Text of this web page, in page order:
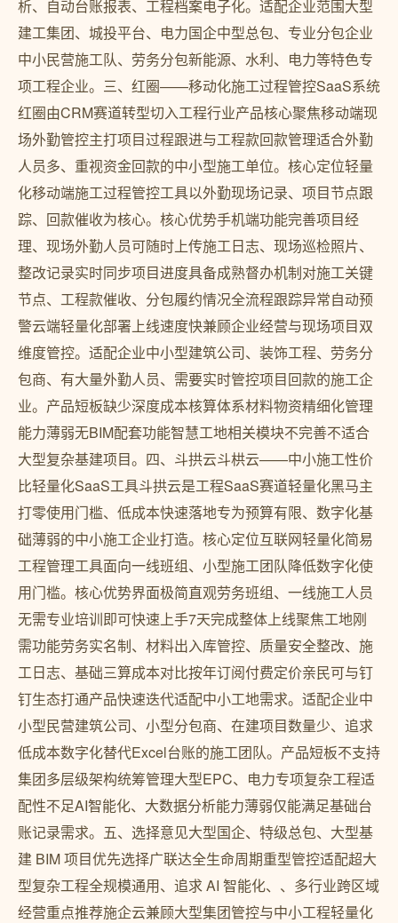
析、自动台账报表、工程档案电子化。适配企业范围大型
建工集团、城投平台、电力国企中型总包、专业分包企业
中小民营施工队、劳务分包新能源、水利、电力等特色专
项工程企业。三、红圈——移动化施工过程管控SaaS系统
红圈由CRM赛道转型切入工程行业产品核心聚焦移动端现
场外勤管控主打项目过程跟进与工程款回款管理适合外勤
人员多、重视资金回款的中小型施工单位。核心定位轻量
化移动端施工过程管控工具以外勤现场记录、项目节点跟
踪、回款催收为核心。核心优势手机端功能完善项目经
理、现场外勤人员可随时上传施工日志、现场巡检照片、
整改记录实时同步项目进度具备成熟督办机制对施工关键
节点、工程款催收、分包履约情况全流程跟踪异常自动预
警云端轻量化部署上线速度快兼顾企业经营与现场项目双
维度管控。适配企业中小型建筑公司、装饰工程、劳务分
包商、有大量外勤人员、需要实时管控项目回款的施工企
业。产品短板缺少深度成本核算体系材料物资精细化管理
能力薄弱无BIM配套功能智慧工地相关模块不完善不适合
大型复杂基建项目。四、斗拱云斗栱云——中小施工性价
比轻量化SaaS工具斗拱云是工程SaaS赛道轻量化黑马主
打零使用门槛、低成本快速落地专为预算有限、数字化基
础薄弱的中小施工企业打造。核心定位互联网轻量化简易
工程管理工具面向一线班组、小型施工团队降低数字化使
用门槛。核心优势界面极简直观劳务班组、一线施工人员
无需专业培训即可快速上手7天完成整体上线聚焦工地刚
需功能劳务实名制、材料出入库管控、质量安全整改、施
工日志、基础三算成本对比按年订阅付费定价亲民可与钉
钉生态打通产品快速迭代适配中小工地需求。适配企业中
小型民营建筑公司、小型分包商、在建项目数量少、追求
低成本数字化替代Excel台账的施工团队。产品短板不支持
集团多层级架构统筹管理大型EPC、电力专项复杂工程适
配性不足AI智能化、大数据分析能力薄弱仅能满足基础台
账记录需求。五、选择意见大型国企、特级总包、大型基
建 BIM 项目优先选择广联达全生命周期重型管控适配超大
型复杂工程全规模通用、追求 AI 智能化、、多行业跨区域
经营重点推荐施企云兼顾大型集团管控与中小工程轻量化